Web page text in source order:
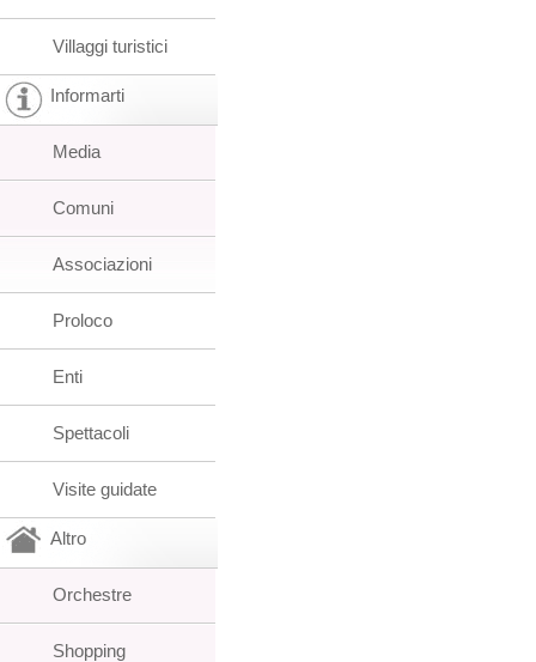
Villaggi turistici
Informarti
Media
Comuni
Associazioni
Proloco
Enti
Spettacoli
Visite guidate
Altro
Orchestre
Shopping